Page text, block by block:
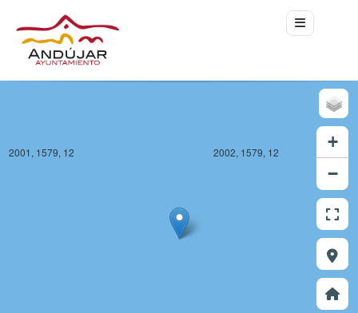
2001, 1579, 12 2002, 1579, 12
+
−